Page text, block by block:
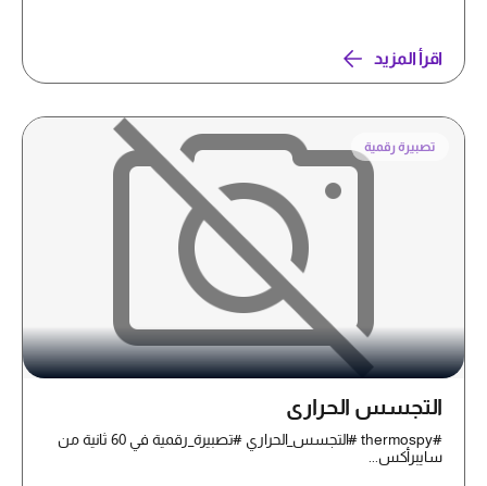
اقرأ المزيد
تصبيرة رقمية
التجسس الحراري
#thermospy #التجسس_الحراري #تصبيرة_رقمية في 60 ثانية من
سايبرأكس...